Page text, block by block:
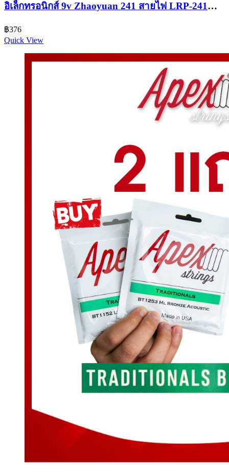
อิเล็กทรอนิกส์ 9v Zhaoyuan 241 สายไฟ LRP-241
฿376
Quick View